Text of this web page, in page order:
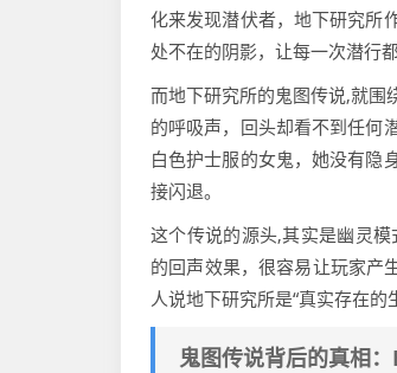
化来发现潜伏者，地下研究所
处不在的阴影，让每一次潜行
而地下研究所的鬼图传说,就围
的呼吸声，回头却看不到任何
白色护士服的女鬼，她没有隐
接闪退。
这个传说的源头,其实是幽灵
的回声效果，很容易让玩家产
人说地下研究所是“真实存在的
鬼图传说背后的真相